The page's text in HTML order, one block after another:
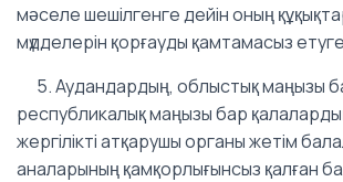
мәселе шешілгенге дейін оның
мүдделерін қорғауды қамтамасыз
5. Аудандардың, облыстық маңызы
республикалық маңызы бар
жергілікті атқарушы органы жетім
аналарының қамқорлығынсыз қалған